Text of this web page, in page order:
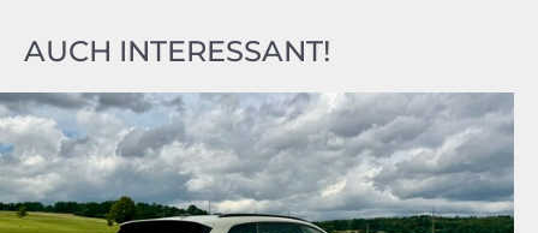
AUCH INTERESSANT!